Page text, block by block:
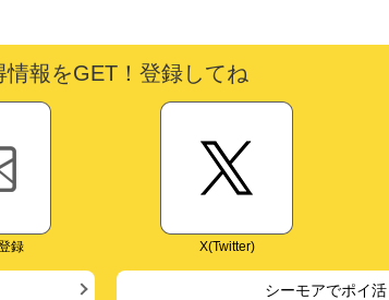
情報をGET！登録してね
録 X(Twitter)
シーモアでポイ活